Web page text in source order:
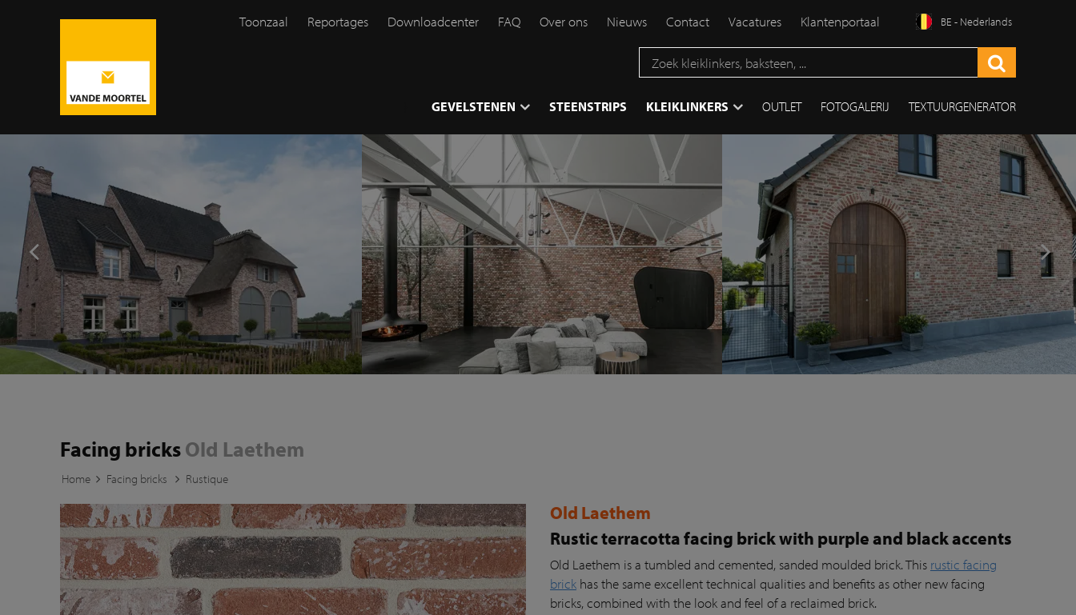
Toonzaal Reportages Downloadcenter FAQ Over ons Nieuws Contact Vacatures Klantenportaal BE - Nederlands
GEVELSTENEN STEENSTRIPS KLEIKLINKERS OUTLET FOTOGALERIJ TEXTUURGENERATOR
Facing bricksOld Laethem
Home Facing bricks Rustique
Old Laethem
Rustic terracotta facing brick with purple and black accents
Old Laethem is a tumbled and cemented, sanded moulded brick. This rustic facing
brick has the same excellent technical qualities and benefits as other new facing
bricks, combined with the look and feel of a reclaimed brick.